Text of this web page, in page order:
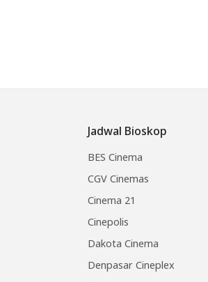
Jadwal Bioskop
BES Cinema
CGV Cinemas
Cinema 21
Cinepolis
Dakota Cinema
Denpasar Cineplex